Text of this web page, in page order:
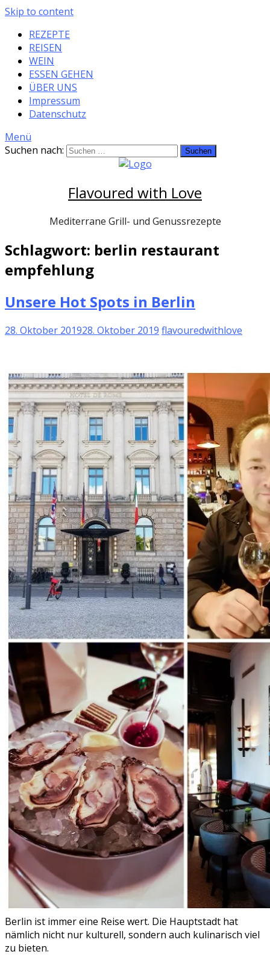
Skip to content
REZEPTE
REISEN
WEIN
ESSEN GEHEN
ÜBER UNS
Impressum
Datenschutz
Menü
Suchen nach:
Flavoured with Love
Mediterrane Grill- und Genussrezepte
Schlagwort: berlin restaurant
empfehlung
Unsere Hot Spots in Berlin
28. Oktober 201928. Oktober 2019 flavouredwithlove
Berlin ist immer eine Reise wert. Die Hauptstadt hat
nämlich nicht nur kulturell, sondern auch kulinarisch viel
zu bieten.